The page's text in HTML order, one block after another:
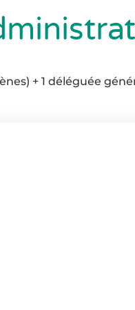
+ 1 déléguée